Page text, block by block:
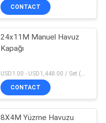
CONTACT
24x11M Manuel Havuz
Kapağı
USD1.00 - USD1,448.00 / Set (3 Cover With 3 Roller), Only Cover USD1.50 - USD3.50 / Square Meter MOQ:1 parça
CONTACT
8X4M Yüzme Havuzu